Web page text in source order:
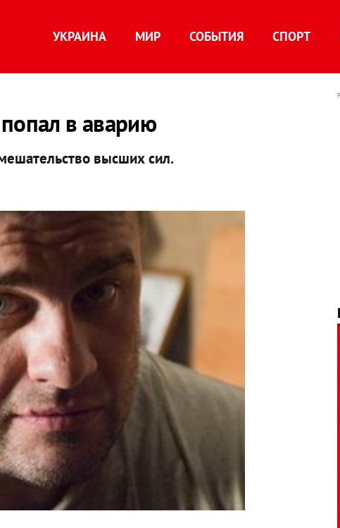
УКРАИНА МИР СОБЫТИЯ СПОРТ
в аварию
высших сил.